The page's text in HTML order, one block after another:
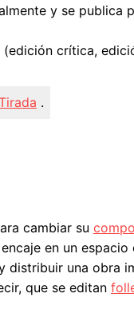
y se publica
crítica,
.
cambiar su
en un
distribuir una obra
que se editan